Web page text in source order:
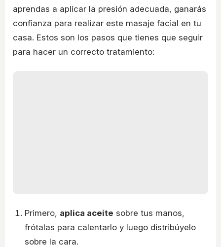
aprendas a aplicar la presión adecuada, ganarás
confianza para realizar este masaje facial en tu
casa. Estos son los pasos que tienes que seguir
para hacer un correcto tratamiento:
Primero, aplica aceite sobre tus manos,
frótalas para calentarlo y luego distribúyelo
sobre la cara.